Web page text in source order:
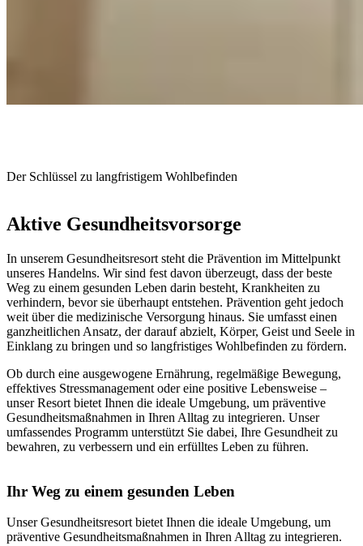
Der Schlüssel zu langfristigem Wohlbefinden
Aktive Gesundheitsvorsorge
In unserem Gesundheitsresort steht die Prävention im Mittelpunkt
unseres Handelns. Wir sind fest davon überzeugt, dass der beste
Weg zu einem gesunden Leben darin besteht, Krankheiten zu
verhindern, bevor sie überhaupt entstehen. Prävention geht jedoch
weit über die medizinische Versorgung hinaus. Sie umfasst einen
ganzheitlichen Ansatz, der darauf abzielt, Körper, Geist und Seele in
Einklang zu bringen und so langfristiges Wohlbefinden zu fördern.
Ob durch eine ausgewogene Ernährung, regelmäßige Bewegung,
effektives Stressmanagement oder eine positive Lebensweise –
unser Resort bietet Ihnen die ideale Umgebung, um präventive
Gesundheitsmaßnahmen in Ihren Alltag zu integrieren. Unser
umfassendes Programm unterstützt Sie dabei, Ihre Gesundheit zu
bewahren, zu verbessern und ein erfülltes Leben zu führen.
Ihr Weg zu einem gesunden Leben
Unser Gesundheitsresort bietet Ihnen die ideale Umgebung, um
präventive Gesundheitsmaßnahmen in Ihren Alltag zu integrieren.